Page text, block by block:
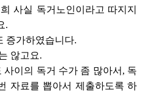
사실 독거노인이라고 따지지
.
증가하였습니다.
않고요.
사이의 독거 수가 좀 많아서, 독
자료를 뽑아서 제출하도록 하